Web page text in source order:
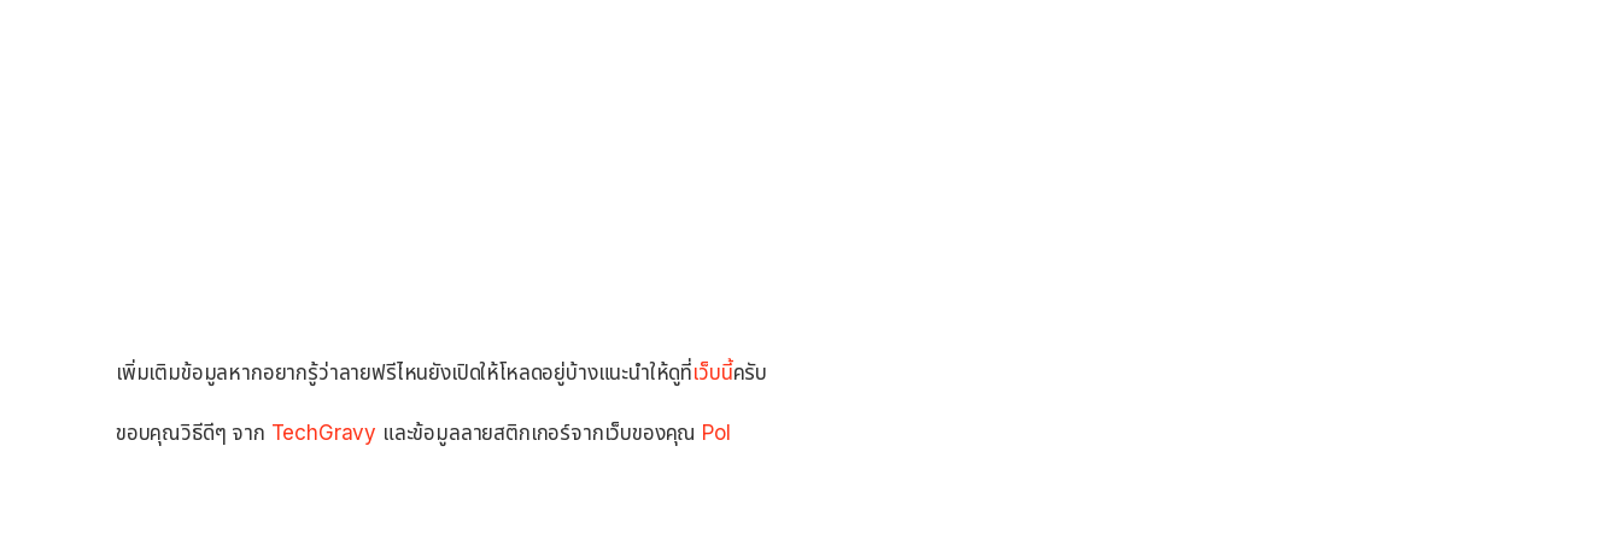
เพิ่มเติมข้อมูลหากอยากรู้ว่าลายฟรีไหนยังเปิดให้โหลดอยู่บ้างแนะนำให้ดูที่เว็บนี้ครับ
ขอบคุณวิธีดีๆ จาก TechGravy และข้อมูลลายสติกเกอร์จากเว็บของคุณ Pol